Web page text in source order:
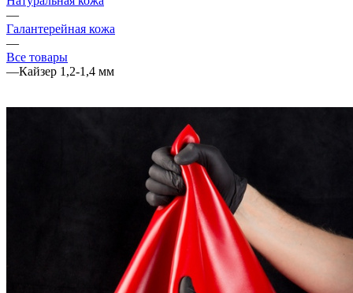
—
Галантерейная кожа
—
Все товары
—Кайзер 1,2-1,4 мм